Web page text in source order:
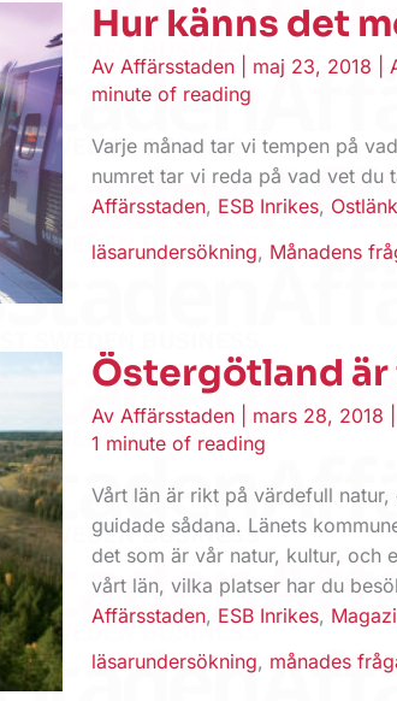
Hur känns det
AvAffärsstaden maj 23, 2018 |
minute of reading
Varje månad tar vi tempen på
numret tar vi reda på vad vet du
Affärsstaden, ESB Inrikes,
läsarundersökning, Månadens
Östergötland
Av Affärsstaden mars 28, 2018
1 minute of reading
Vårt län är rikt på värdefull
guidade sådana. Länets
det som är vår natur, kultur, och
vårt län, vilka platser har du
Affärsstaden, ESB Inrikes,
läsarundersökning, månades